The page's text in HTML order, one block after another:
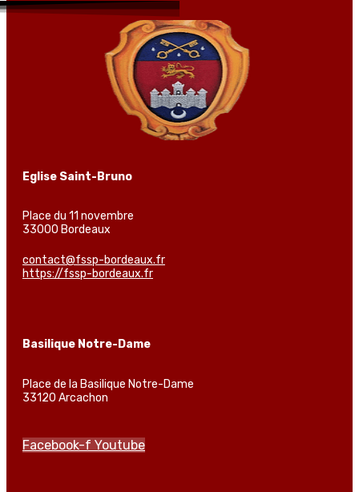
Eglise Saint-Bruno
Place du 11 novembre
33000 Bordeaux
contact@fssp-bordeaux.fr
https://fssp-bordeaux.fr
Basilique Notre-Dame
Place de la Basilique Notre-Dame
33120 Arcachon
Facebook-f Youtube